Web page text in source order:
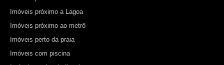
Imóveis próximo a Lagoa
Imóveis próximo ao metrô
Imóveis perto da praia
Imóveis com piscina